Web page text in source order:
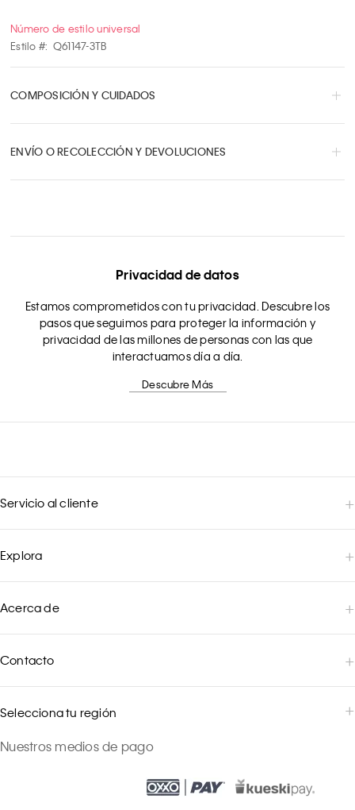
Número de estilo universal
Estilo #: Q61147-3TB
COMPOSICIÓN Y CUIDADOS
ENVÍO O RECOLECCIÓN Y DEVOLUCIONES
Privacidad de datos
Estamos comprometidos con tu privacidad. Descubre los
pasos que seguimos para proteger la información y
privacidad de las millones de personas con las que
interactuamos día a día.
Descubre Más
Servicio al cliente
Explora
Acerca de
Contacto
Selecciona tu región
Nuestros medios de pago